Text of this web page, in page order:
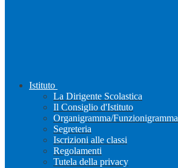
Istituto
La Dirigente Scolastica
Il Consiglio d'Istituto
Organigramma/Funzionigramma
Segreteria
Iscrizioni alle classi
Regolamenti
Tutela della privacy